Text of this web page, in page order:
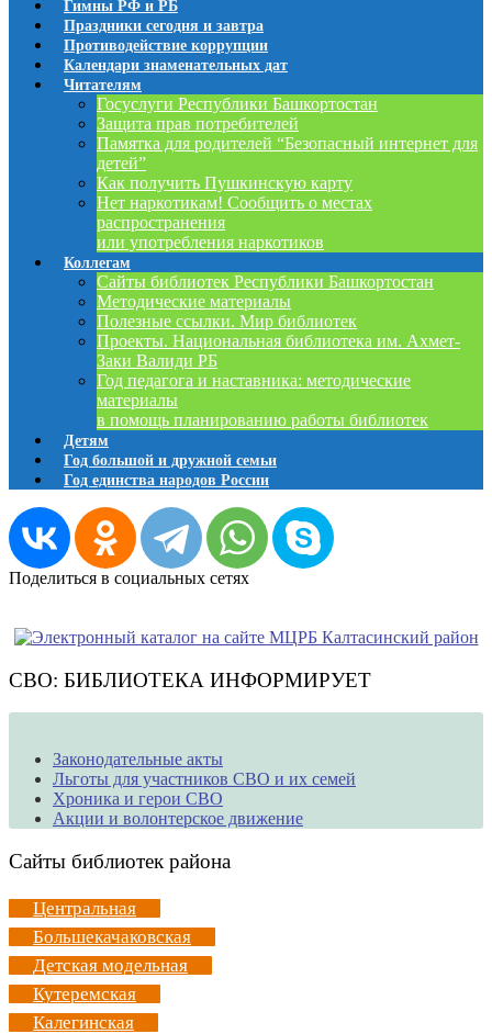
Гимны РФ и РБ
Праздники сегодня и завтра
Противодействие коррупции
Календари знаменательных дат
Читателям
Госуслуги Республики Башкортостан
Защита прав потребителей
Памятка для родителей “Безопасный интернет для
детей”
Как получить Пушкинскую карту
Нет наркотикам! Сообщить о местах
распространения
или употребления наркотиков
Коллегам
Сайты библиотек Республики Башкортостан
Методические материалы
Полезные ссылки. Мир библиотек
Проекты. Национальная библиотека им. Ахмет-
Заки Валиди РБ
Год педагога и наставника: методические
материалы
в помощь планированию работы библиотек
Детям
Год большой и дружной семьи
Год единства народов России
Поделиться в социальных сетях
СВО: БИБЛИОТЕКА ИНФОРМИРУЕТ
Законодательные акты
Льготы для участников СВО и их семей
Хроника и герои СВО
Акции и волонтерское движение
Сайты библиотек района
Центральная
Большекачаковская
Детская модельная
Кутеремская
Калегинская